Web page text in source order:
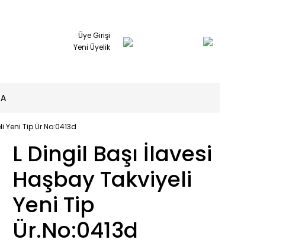
Üye Girişi
Yeni Üyelik
Yeni Tip Ür.No:0413d
L Dingil Başı İlavesi
Haşbay Takviyeli
Yeni Tip
Ür.No:0413d